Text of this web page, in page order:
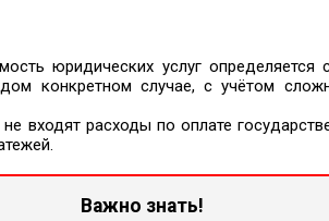
юридических услуг определяется
конкретном случае, с учётом
входят расходы по оплате
Важно знать!